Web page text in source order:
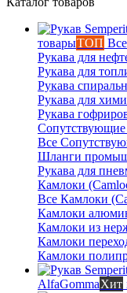
товарыТОП
Рукава для
Рукава для
Рукава
Рукава для
Рукава
Сопутствующие
Все
Шланги
Рукава для
Камлоки
Все Камлоки
Камлоки
Камлоки из
Камлоки
Камлоки
AlfaGommaХит